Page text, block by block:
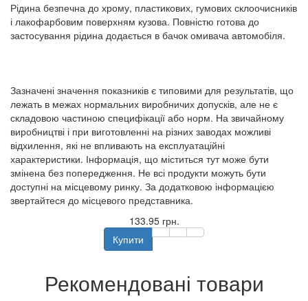
Рідина безпечна до хрому, пластикових, гумових склоочисників
і лакофарбовим поверхням кузова. Повністю готова до
застосування рідина додається в бачок омивача автомобіля.
Зазначені значення показників є типовими для результатів, що
лежать в межах нормальних виробничих допусків, але не є
складовою частиною специфікації або норм. На звичайному
виробництві і при виготовленні на різних заводах можливі
відхилення, які не впливають на експлуатаційні
характеристики. Інформація, що міститься тут може бути
змінена без попередження. Не всі продукти можуть бути
доступні на місцевому ринку. За додатковою інформацією
звертайтеся до місцевого представника.
133.95 грн.
Купити
Рекомендовані товари